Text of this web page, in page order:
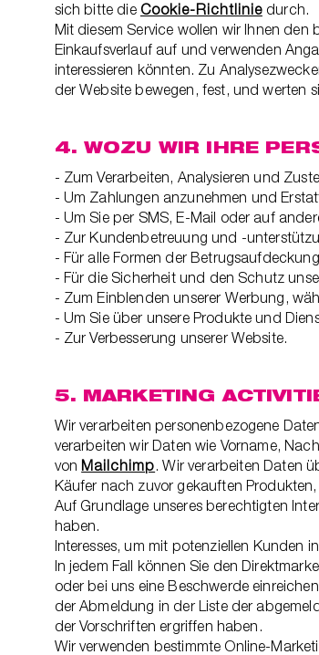
sich bitte die Cookie-Richtliniedurch.
Mit diesem Service wollen wir Ihnen
Einkaufsverlauf auf und verwenden
interessieren könnten. Zu
der Website bewegen, fest, und werten
4. WOZU WIR IHRE
- Zum Verarbeiten, Analysieren und
- Um Zahlungen anzunehmen und
- Um Sie per SMS, E-Mail oder auf
- Zur Kundenbetreuung und -
- Für alle Formen der
- Für die Sicherheit und den Schutz
- Zum Einblenden unserer Werbung,
- Um Sie über unsere Produkte und
- Zur Verbesserung unserer Website.
5. MARKETING
Wir verarbeiten personenbezogene
verarbeiten wir Daten wie Vorname,
von Mailchimp. Wir verarbeiten Daten
Käufer nach zuvor gekauften
Auf Grundlage unseres berechtigten
haben.
Interesses, um mit potenziellen Kunden
In jedem Fall können Sie den
oder bei uns eine Beschwerde
der Abmeldung in der Liste der
der Vorschriften ergriffen haben.
Wir verwenden bestimmte Online-